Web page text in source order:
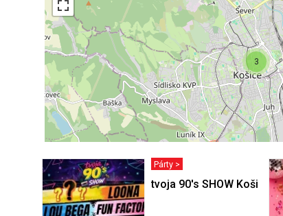
3
Párty >
tvoja 90's SHOW Košice